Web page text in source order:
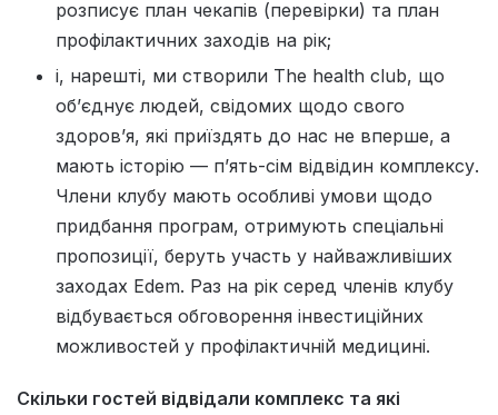
розписує план чекапів (перевірки) та план
профілактичних заходів на рік;
і, нарешті, ми створили The health club, що
об’єднує людей, свідомих щодо свого
здоров’я, які приїздять до нас не вперше, а
мають історію — п’ять-сім відвідин комплексу.
Члени клубу мають особливі умови щодо
придбання програм, отримують спеціальні
пропозиції, беруть участь у найважливіших
заходах Edem. Раз на рік серед членів клубу
відбувається обговорення інвестиційних
можливостей у профілактичній медицині.
Скільки гостей відвідали комплекс та які